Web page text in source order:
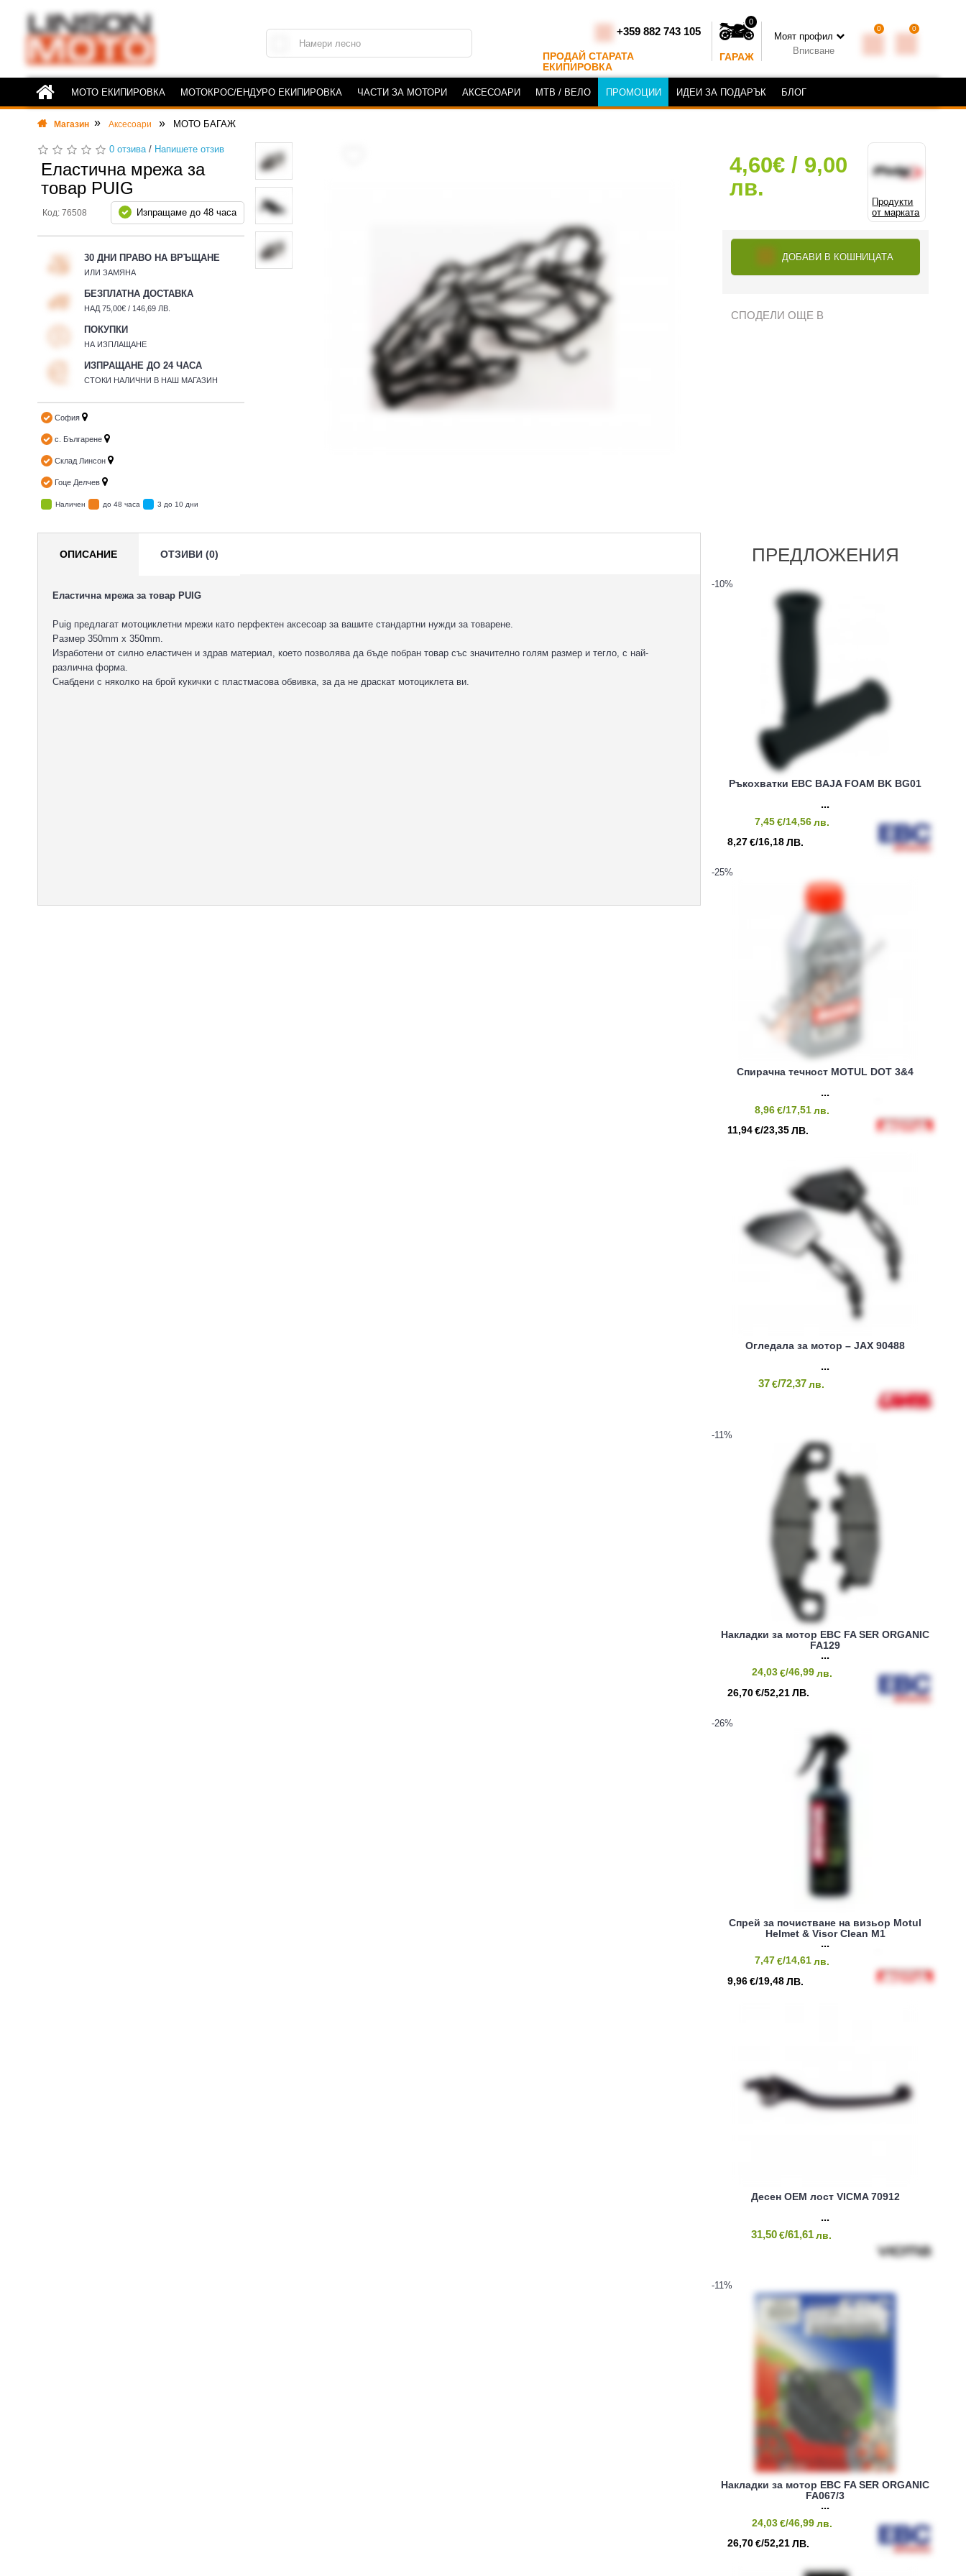
+359 882 743 105
ПРОДАЙ СТАРАТА
ЕКИПИРОВКА
0
ГАРАЖ
Моят профил
Вписване
0 0
МОТО ЕКИПИРОВКА МОТОКРОС/ЕНДУРО ЕКИПИРОВКА ЧАСТИ ЗА МОТОРИ АКСЕСОАРИ MTB / ВЕЛО ПРОМОЦИИ ИДЕИ ЗА ПОДАРЪК БЛОГ
Магазин Аксесоари МОТО БАГАЖ
0 отзива/ Напишете отзив
Еластична мрежа за
товар PUIG
Код: 76508 Изпращаме до 48 часа
30 ДНИ ПРАВО НА ВРЪЩАНЕ
ИЛИ ЗАМЯНА
БЕЗПЛАТНА ДОСТАВКА
НАД 75,00€ / 146,69 ЛВ.
ПОКУПКИ
НА ИЗПЛАЩАНЕ
ИЗПРАЩАНЕ ДО 24 ЧАСА
СТОКИ НАЛИЧНИ В НАШ МАГАЗИН
София
с. Българене
Склад Линсон
Гоце Делчев
Наличен до 48 часа 3 до 10 дни
Продукти
от марката
4,60€ / 9,00
лв.
ДОБАВИ В КОШНИЦАТА
СПОДЕЛИ ОЩЕ В
ОПИСАНИЕ ОТЗИВИ (0)
Еластична мрежа за товар PUIG
Puig предлагат мотоциклетни мрежи като перфектен аксесоар за вашите стандартни нужди за товарене.
Размер 350mm x 350mm.
Изработени от силно еластичен и здрав материал, което позволява да бъде побран товар със значително голям размер и тегло, с най-
различна форма.
Снабдени с няколко на брой кукички с пластмасова обвивка, за да не драскат мотоциклета ви.
ПРЕДЛОЖЕНИЯ
-10%
Ръкохватки EBC BAJA FOAM BK BG01
7,45€/14,56лв.
8,27 €/16,18 ЛВ.
-25%
Спирачна течност MOTUL DOT 3&4
8,96€/17,51лв.
11,94 €/23,35 ЛВ.
Огледала за мотор – JAX 90488
37 €/72,37 лв.
-11%
Накладки за мотор EBC FA SER ORGANIC
FA129
24,03€/46,99лв.
26,70 €/52,21 ЛВ.
-26%
Спрей за почистване на визьор Motul
Helmet & Visor Clean M1
7,47€/14,61лв.
9,96 €/19,48 ЛВ.
Десен OEM лост VICMA 70912
31,50 €/61,61 лв.
-11%
Накладки за мотор EBC FA SER ORGANIC
FA067/3
24,03€/46,99лв.
26,70 €/52,21 ЛВ.